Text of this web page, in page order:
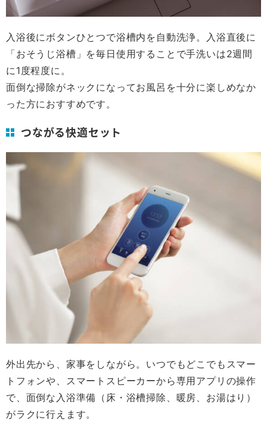
入浴後にボタンひとつで浴槽内を自動洗浄。入浴直後に
「おそうじ浴槽」を毎日使用することで手洗いは2週間
に1度程度に。
面倒な掃除がネックになってお風呂を十分に楽しめなか
った方におすすめです。
つながる快適セット
外出先から、家事をしながら。いつでもどこでもスマー
トフォンや、スマートスピーカーから専用アプリの操作
で、面倒な入浴準備（床・浴槽掃除、暖房、お湯はり）
がラクに行えます。